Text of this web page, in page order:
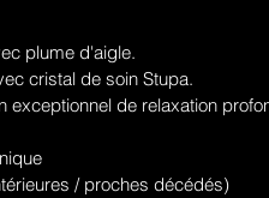
plume d'aigle.
cristal de soin Stupa.
exceptionnel de relaxation
/ proches décédés)